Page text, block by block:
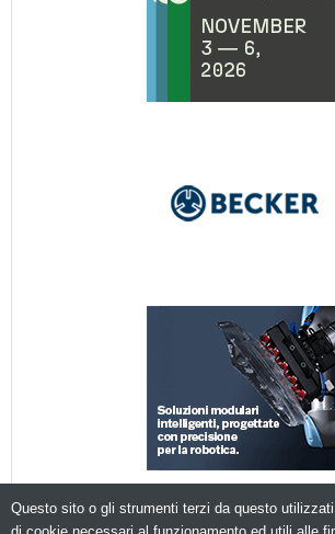
Questo sito o gli strumenti terzi da questo